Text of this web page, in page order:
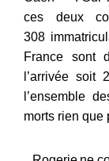
ces deux
308
France sont
l’arrivée
l’ensemble
morts rien que